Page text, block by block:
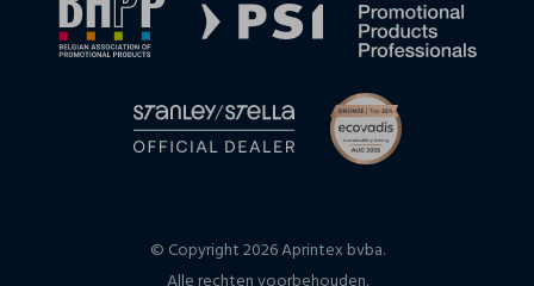
© Copyright 2026 Aprintex bvba.